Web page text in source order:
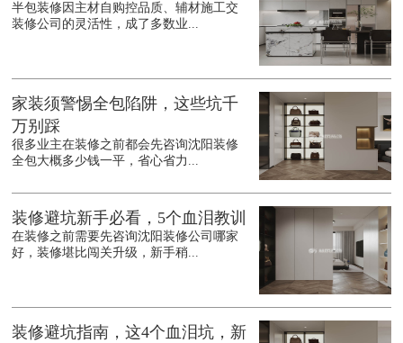
半包装修因主材自购控品质、辅材施工交
装修公司的灵活性，成了多数业...
家装须警惕全包陷阱，这些坑千
万别踩
很多业主在装修之前都会先咨询沈阳装修
全包大概多少钱一平，省心省力...
装修避坑新手必看，5个血泪教训
在装修之前需要先咨询沈阳装修公司哪家
好，装修堪比闯关升级，新手稍...
装修避坑指南，这4个血泪坑，新